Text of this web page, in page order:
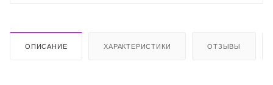
ОПИСАНИЕ ХАРАКТЕРИСТИКИ ОТЗЫВЫ